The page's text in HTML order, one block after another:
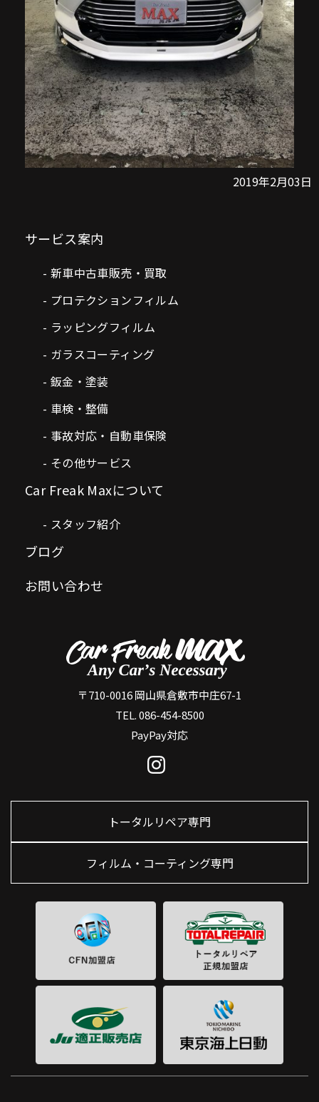
2019年2月03日
サービス案内
新車中古車販売・買取
プロテクションフィルム
ラッピングフィルム
ガラスコーティング
鈑金・塗装
車検・整備
事故対応・自動車保険
その他サービス
Car Freak Maxについて
スタッフ紹介
ブログ
お問い合わせ
〒710-0016 岡山県倉敷市中庄67-1
TEL. 086-454-8500
PayPay対応
トータルリペア専門
フィルム・コーティング専門